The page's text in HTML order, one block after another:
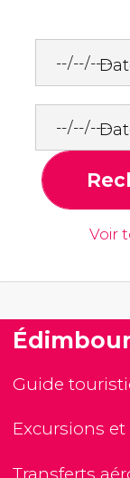
Voir
Guide
Excursions